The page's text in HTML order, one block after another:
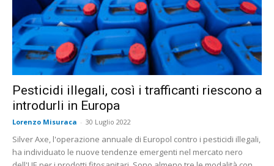
Pesticidi illegali, così i trafficanti riescono a
introdurli in Europa
Lorenzo Misuraca - 30 Luglio 2022
Silver Axe, l'operazione annuale di Europol contro i pesticidi illegali,
ha individuato le nuove tendenze emergenti nel mercato nero